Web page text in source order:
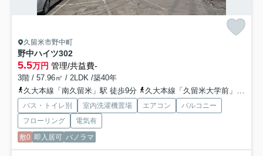
久留米市野中町
野中ハイツ302
5.5万円 管理/共益費-
3階 / 57.96㎡ / 2LDK /築40年
久大本線「南久留米」駅 徒歩9分
久大本線「久留米大学前」駅 徒歩26分
バス・トイレ別 室内洗濯機置場 エアコン
バルコニー
フローリング
電気有
敷0 即入居可 パノラマ